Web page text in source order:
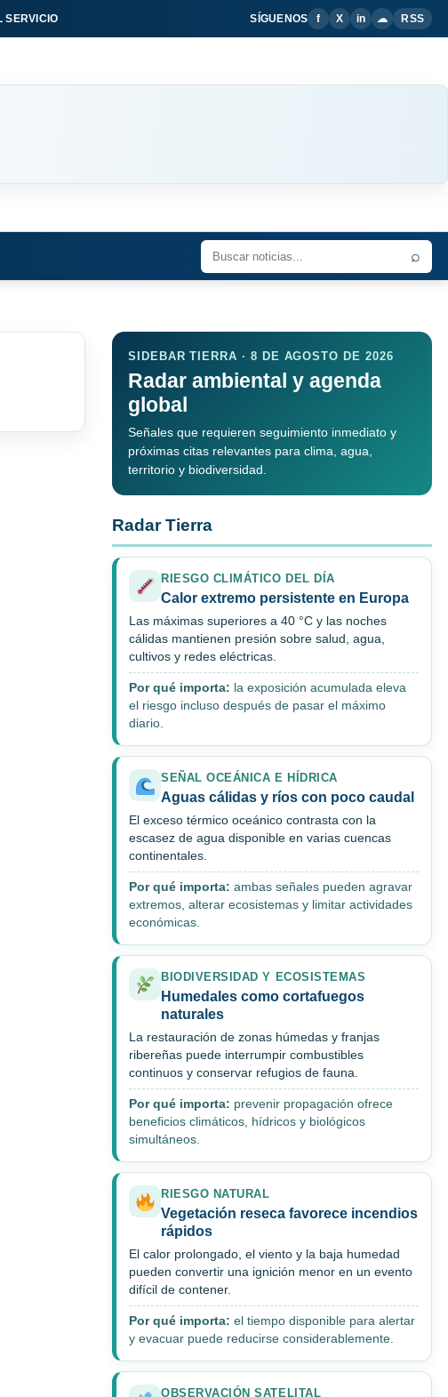
SERVICIO SÍGUENOS f X in ☁ RSS
⌕
SIDEBAR TIERRA · 8 DE AGOSTO DE 2026
Radar ambiental y agenda
global
Señales que requieren seguimiento inmediato y
próximas citas relevantes para clima, agua,
territorio y biodiversidad.
Radar Tierra
RIESGO CLIMÁTICO DEL DÍA
Calor extremo persistente en Europa
Las máximas superiores a 40 °C y las noches
cálidas mantienen presión sobre salud, agua,
cultivos y redes eléctricas.
Por qué importa: la exposición acumulada eleva
el riesgo incluso después de pasar el máximo
diario.
SEÑAL OCEÁNICA E HÍDRICA
Aguas cálidas y ríos con poco caudal
El exceso térmico oceánico contrasta con la
escasez de agua disponible en varias cuencas
continentales.
Por qué importa: ambas señales pueden agravar
extremos, alterar ecosistemas y limitar actividades
económicas.
BIODIVERSIDAD Y ECOSISTEMAS
Humedales como cortafuegos
naturales
La restauración de zonas húmedas y franjas
ribereñas puede interrumpir combustibles
continuos y conservar refugios de fauna.
Por qué importa: prevenir propagación ofrece
beneficios climáticos, hídricos y biológicos
simultáneos.
RIESGO NATURAL
Vegetación reseca favorece incendios
rápidos
El calor prolongado, el viento y la baja humedad
pueden convertir una ignición menor en un evento
difícil de contener.
Por qué importa: el tiempo disponible para alertar
y evacuar puede reducirse considerablemente.
OBSERVACIÓN SATELITAL